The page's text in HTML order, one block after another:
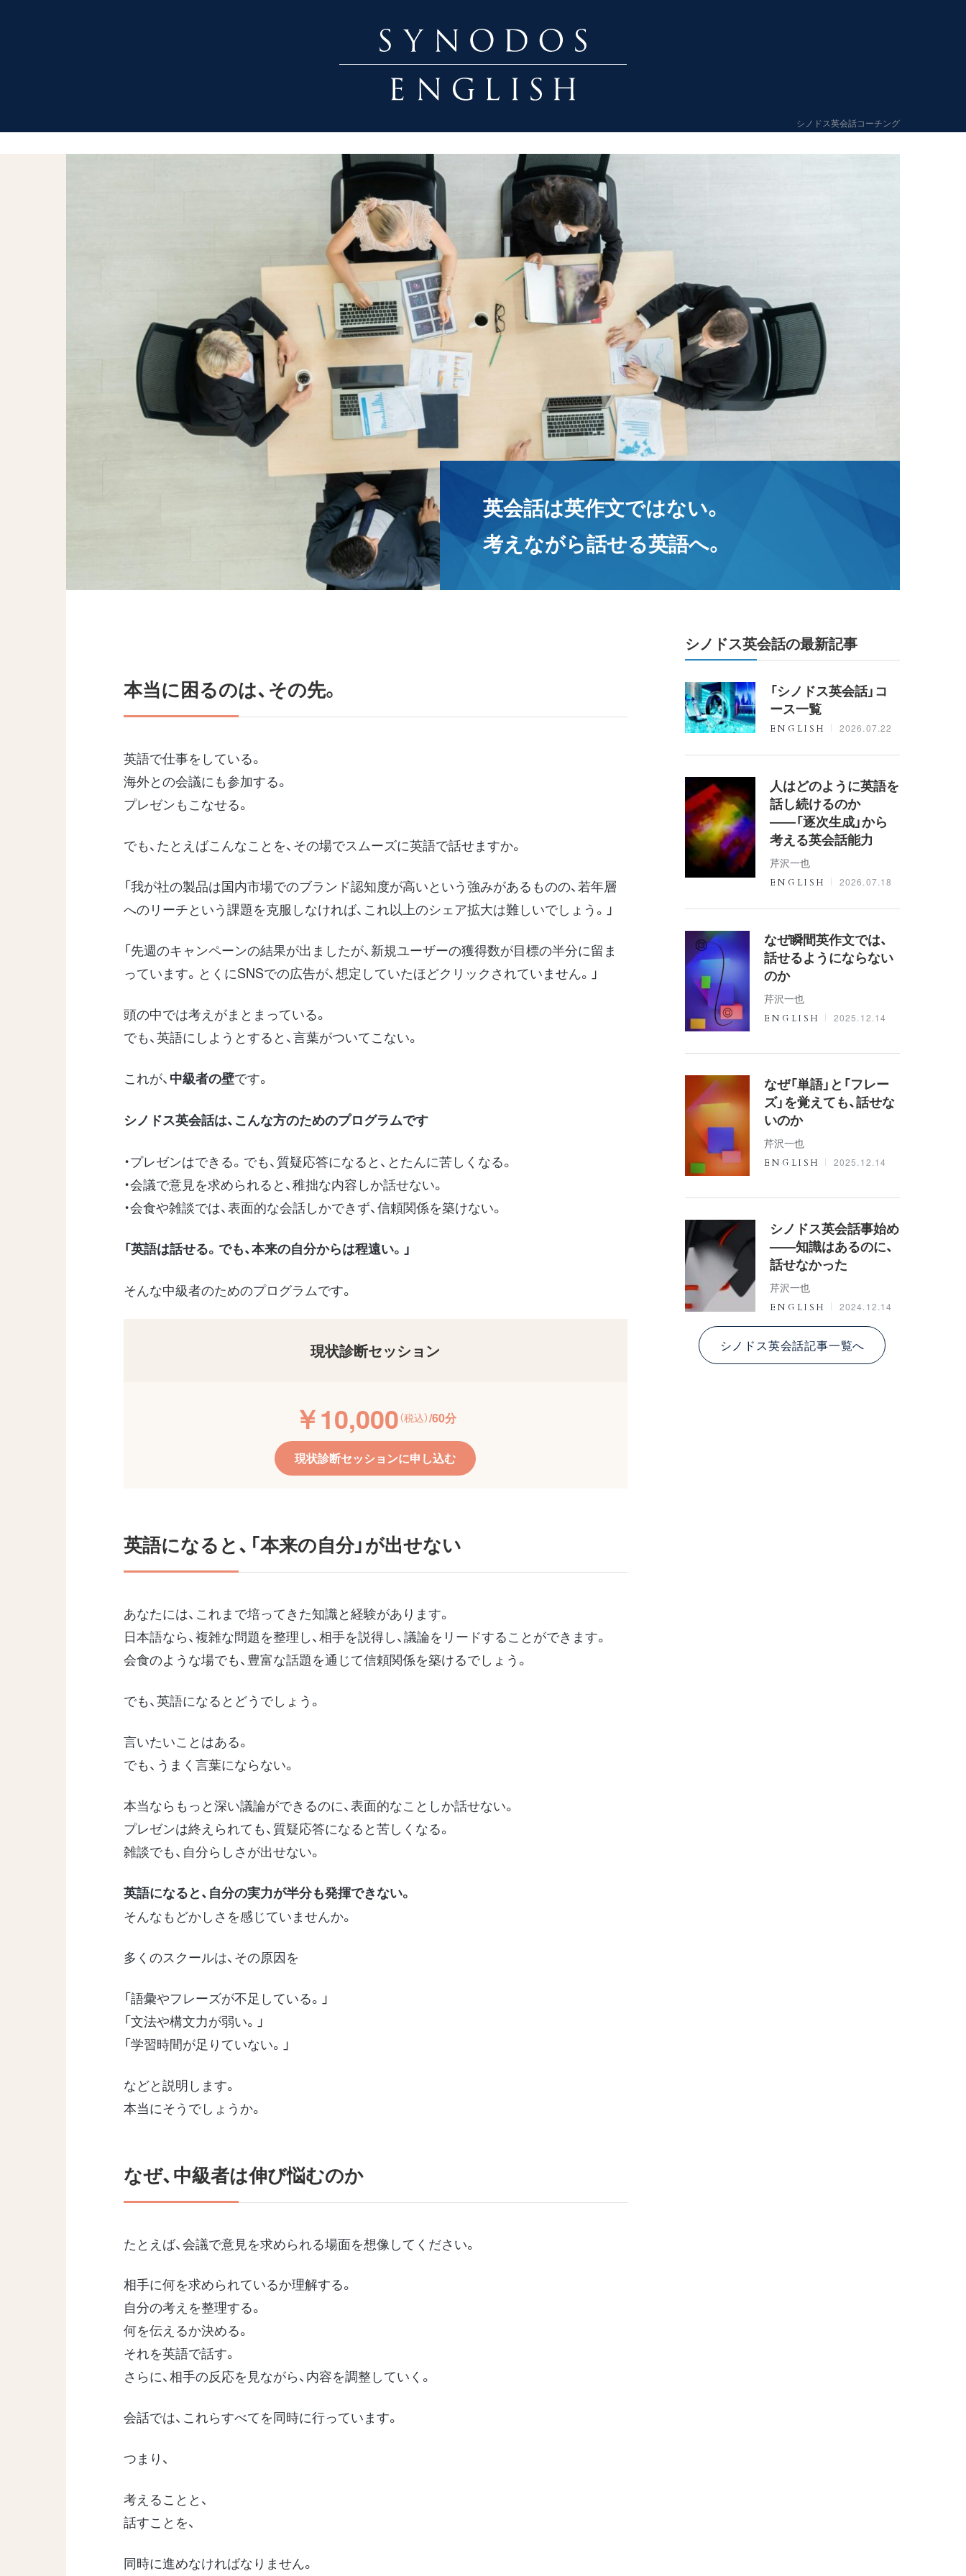
シノドス英会話コーチング
英会話は英作文ではない。
考えながら話せる英語へ。
本当に困るのは、その先。
英語で仕事をしている。
海外との会議にも参加する。
プレゼンもこなせる。
でも、たとえばこんなことを、その場でスムーズに英語で話せますか。
「我が社の製品は国内市場でのブランド認知度が高いという強みがあるものの、若年層
へのリーチという課題を克服しなければ、これ以上のシェア拡大は難しいでしょう。」
「先週のキャンペーンの結果が出ましたが、新規ユーザーの獲得数が目標の半分に留ま
っています。とくにSNSでの広告が、想定していたほどクリックされていません。」
頭の中では考えがまとまっている。
でも、英語にしようとすると、言葉がついてこない。
これが、 中級者の壁です。
シノドス英会話は、こんな方のためのプログラムです
・プレゼンはできる。でも、質疑応答になると、とたんに苦しくなる。
・会議で意見を求められると、稚拙な内容しか話せない。
・会食や雑談では、表面的な会話しかできず、信頼関係を築けない。
「英語は話せる。でも、本来の自分からは程遠い。」
そんな中級者のためのプログラムです。
現状診断セッション
￥10,000 （税込）/60分
現状診断セッションに申し込む
英語になると、「本来の自分」が出せない
あなたには、これまで培ってきた知識と経験があります。
日本語なら、複雑な問題を整理し、相手を説得し、議論をリードすることができます。
会食のような場でも、豊富な話題を通じて信頼関係を築けるでしょう。
でも、英語になるとどうでしょう。
言いたいことはある。
でも、うまく言葉にならない。
本当ならもっと深い議論ができるのに、表面的なことしか話せない。
プレゼンは終えられても、質疑応答になると苦しくなる。
雑談でも、自分らしさが出せない。
英語になると、自分の実力が半分も発揮できない。
そんなもどかしさを感じていませんか。
多くのスクールは、その原因を
「語彙やフレーズが不足している。」
「文法や構文力が弱い。」
「学習時間が足りていない。」
などと説明します。
本当にそうでしょうか。
なぜ、中級者は伸び悩むのか
たとえば、会議で意見を求められる場面を想像してください。
相手に何を求められているか理解する。
自分の考えを整理する。
何を伝えるか決める。
それを英語で話す。
さらに、相手の反応を見ながら、内容を調整していく。
会話では、これらすべてを同時に行っています。
つまり、
考えることと、
話すことを、
同時に進めなければなりません。
シノドス英会話の最新記事
「シノドス英会話」コ
ース一覧
ENGLISH 2026.07.22
人はどのように英語を
話し続けるのか
――「逐次生成」から
考える英会話能力
芹沢一也
ENGLISH 2026.07.18
なぜ瞬間英作文では、
話せるようにならない
のか
芹沢一也
ENGLISH 2025.12.14
なぜ「単語」と「フレー
ズ」を覚えても、話せな
いのか
芹沢一也
ENGLISH 2025.12.14
シノドス英会話事始め
——知識はあるのに、
話せなかった
芹沢一也
ENGLISH 2024.12.14
シノドス英会話記事一覧へ